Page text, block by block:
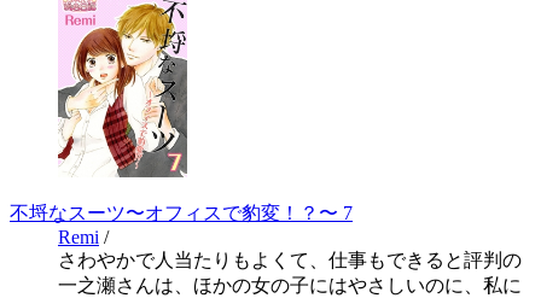
不埒なスーツ〜オフィスで豹変！？〜 7
Remi /
さわやかで人当たりもよくて、仕事もできると評判の
一之瀬さんは、ほかの女の子にはやさしいのに、私に